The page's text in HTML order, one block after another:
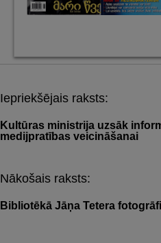
Post
navigation
Iepriekšējais raksts:
Kultūras ministrija uzsāk
medijpratības veicināšanai
Nākošais raksts:
Bibliotēkā Jāņa Tetera